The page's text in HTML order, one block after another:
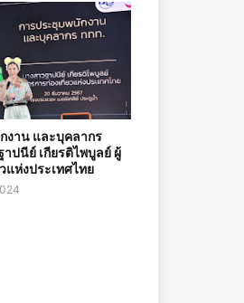
งาน และบุคลากร
ปนีย์ เกียรติไพบูลย์ ผู้
แห่งประเทศไทย